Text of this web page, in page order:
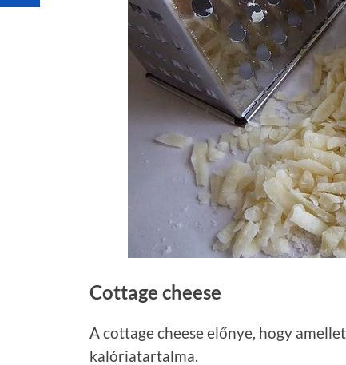
Cottage cheese
A cottage cheese előnye, hogy
kalóriatartalma.